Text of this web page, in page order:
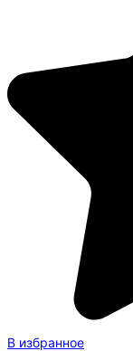
В избранное